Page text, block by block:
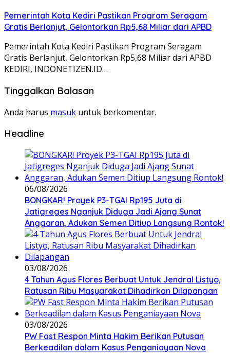
Pemerintah Kota Kediri Pastikan Program Seragam
Gratis Berlanjut, Gelontorkan Rp5,68 Miliar dari APBD
Pemerintah Kota Kediri Pastikan Program Seragam
Gratis Berlanjut, Gelontorkan Rp5,68 Miliar dari APBD
KEDIRI, INDONETIZEN.ID…
Tinggalkan Balasan
Anda harus masuk untuk berkomentar.
Headline
06/08/2026
BONGKAR! Proyek P3-TGAI Rp195 Juta di
Jatigreges Nganjuk Diduga Jadi Ajang Sunat
Anggaran, Adukan Semen Ditiup Langsung Rontok!
03/08/2026
4 Tahun Agus Flores Berbuat Untuk Jendral Listyo,
Ratusan Ribu Masyarakat Dihadirkan Dilapangan
03/08/2026
PW Fast Respon Minta Hakim Berikan Putusan
Berkeadilan dalam Kasus Penganiayaan Nova